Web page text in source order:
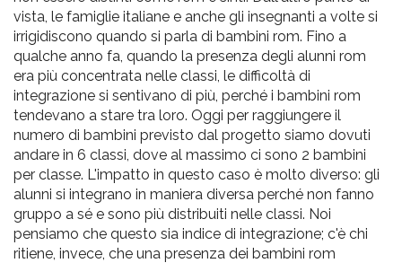
vista, le famiglie italiane e anche gli insegnanti a volte si
irrigidiscono quando si parla di bambini rom. Fino a
qualche anno fa, quando la presenza degli alunni rom
era più concentrata nelle classi, le difficoltà di
integrazione si sentivano di più, perché i bambini rom
tendevano a stare tra loro. Oggi per raggiungere il
numero di bambini previsto dal progetto siamo dovuti
andare in 6 classi, dove al massimo ci sono 2 bambini
per classe. L'impatto in questo caso è molto diverso: gli
alunni si integrano in maniera diversa perché non fanno
gruppo a sé e sono più distribuiti nelle classi. Noi
pensiamo che questo sia indice di integrazione; c'è chi
ritiene, invece, che una presenza dei bambini rom